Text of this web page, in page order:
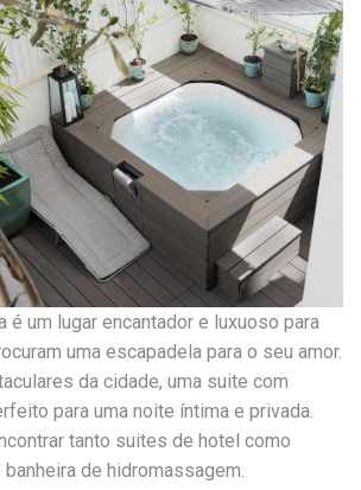
é um lugar encantador e luxuoso para
uma escapadela para o seu amor.
da cidade, uma suite com
para uma noite íntima e privada.
tanto suites de hotel como
de hidromassagem.